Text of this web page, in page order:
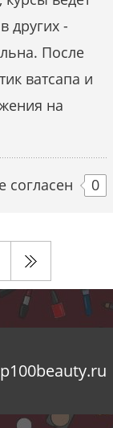
других -
После
ватсапа и
на
согласен 0